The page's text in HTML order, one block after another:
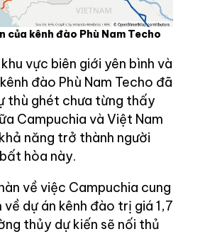
của kênh đào Phù Nam Techo
vực biên giới yên bình và
đào Phù Nam Techo đã
thù ghét chưa từng thấy
Campuchia và Việt Nam
năng trở thành người
hòa này.
về việc Campuchia cung
dự án kênh đào trị giá 1,7
thủy dự kiến sẽ nối thủ